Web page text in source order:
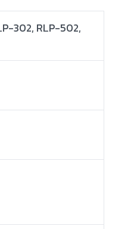
302, RLP-502,